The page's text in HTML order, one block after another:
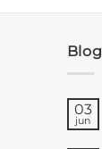
Blog
03
jun